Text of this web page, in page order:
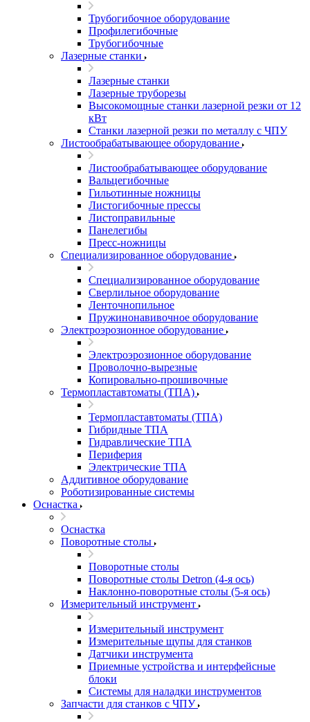
Трубогибочное оборудование
Профилегибочные
Трубогибочные
Лазерные станки
Лазерные станки
Лазерные труборезы
Высокомощные станки лазерной резки от 12
кВт
Станки лазерной резки по металлу с ЧПУ
Листообрабатывающее оборудование
Листообрабатывающее оборудование
Вальцегибочные
Гильотинные ножницы
Листогибочные прессы
Листоправильные
Панелегибы
Пресс-ножницы
Специализированное оборудование
Специализированное оборудование
Сверлильное оборудование
Ленточнопильное
Пружинонавивочное оборудование
Электроэрозионное оборудование
Электроэрозионное оборудование
Проволочно-вырезные
Копировально-прошивочные
Термопластавтоматы (ТПА)
Термопластавтоматы (ТПА)
Гибридные ТПА
Гидравлические ТПА
Периферия
Электрические ТПА
Аддитивное оборудование
Роботизированные системы
Оснастка
Оснастка
Поворотные столы
Поворотные столы
Поворотные столы Detron (4-я ось)
Наклонно-поворотные столы (5-я ось)
Измерительный инструмент
Измерительный инструмент
Измерительные щупы для станков
Датчики инструмента
Приемные устройства и интерфейсные
блоки
Системы для наладки инструментов
Запчасти для станков с ЧПУ